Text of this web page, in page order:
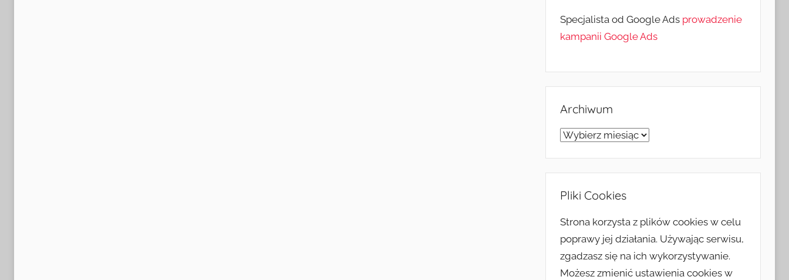
Specjalista od Google Ads prowadzenie
kampanii Google Ads
Archiwum
Archiwum
Pliki Cookies
Strona korzysta z plików cookies w celu
poprawy jej działania. Używając serwisu,
zgadzasz się na ich wykorzystywanie.
Możesz zmienić ustawienia cookies w